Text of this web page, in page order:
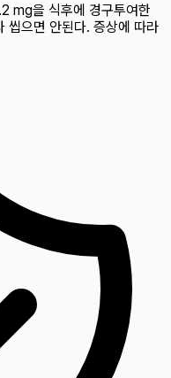
mg을 식후에 경구투여한
씹으면 안된다. 증상에 따라